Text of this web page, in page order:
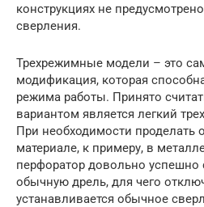
конструкциях не
сверления.
Трехрежимные модели – это
модификация, которая
режима работы. Принято
вариантом является легкий
При необходимости проделать
материале, к примеру, в
перфоратор довольно успешно
обычную дрель, для чего
устанавливается обычное